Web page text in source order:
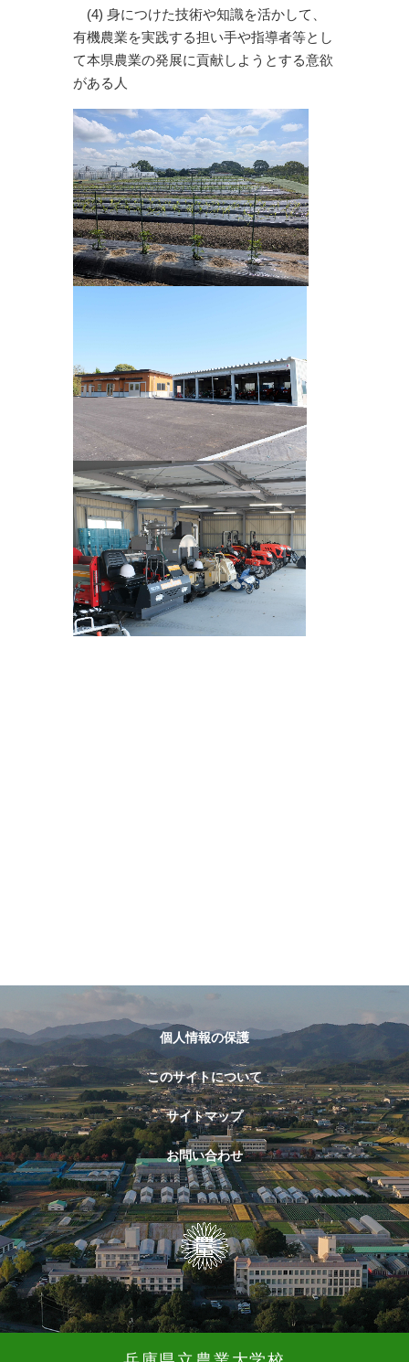
(4) 身につけた技術や知識を活かして、
有機農業を実践する担い手や指導者等とし
て本県農業の発展に貢献しようとする意欲
がある人
個人情報の保護
このサイトについて
サイトマップ
お問い合わせ